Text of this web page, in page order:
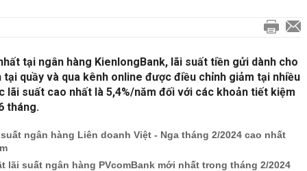
tại ngân hàng KienlongBank, lãi suất tiền gửi dành cho
tại quầy và qua kênh online được điều chỉnh giảm tại nhiều
lãi suất cao nhất là 5,4%/năm đối với các khoản tiết kiệm
tháng.
ngân hàng Liên doanh Việt - Nga tháng 2/2024 cao nhất
lãi suất ngân hàng PVcomBank mới nhất trong tháng 2/2024